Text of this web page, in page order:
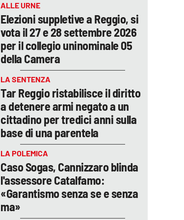
ALLE URNE
Elezioni suppletive a Reggio, si
vota il 27 e 28 settembre 2026
per il collegio uninominale 05
della Camera
LA SENTENZA
Tar Reggio ristabilisce il diritto
a detenere armi negato a un
cittadino per tredici anni sulla
base di una parentela
LA POLEMICA
Caso Sogas, Cannizzaro blinda
l'assessore Catalfamo:
«Garantismo senza se e senza
ma»